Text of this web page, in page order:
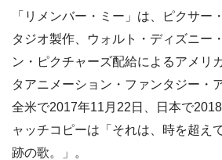
「リメンバー・ミー」は、ピクサー
タジオ製作、ウォルト・ディズニー
ン・ピクチャーズ配給によるアメリ
タアニメーション・ファンタジー・
全米で2017年11月22日、日本で
ャッチコピーは「それは、時を超え
跡の歌。」。